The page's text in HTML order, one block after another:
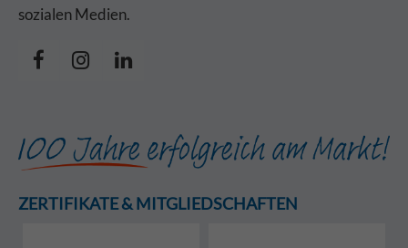
sozialen Medien.
ZERTIFIKATE & MITGLIEDSCHAFTEN